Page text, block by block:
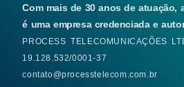
Com mais de 30 anos de atuação,
é uma empresa credenciada e
PROCESS TELECOMUNICAÇÕES
19.128.532/0001-37
contato@processtelecom.com.br